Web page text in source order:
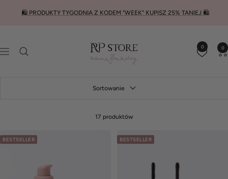
🛍️ PRODUKTY TYGODNIA Z KODEM "WEEK" KUPISZ 25% TANIEJ 🛍️
Nawigacja
STORE
0 0
Sortowanie
17 produktów
BESTSELLER BESTSELLER